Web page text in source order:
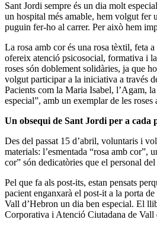
Sant Jordi sempre és un dia molt
un hospital més amable, hem volgut fer
puguin fer-ho al carrer. Per això hem
La rosa amb cor és una rosa tèxtil, feta
ofereix atenció psicosocial, formativa i
roses són doblement solidàries, ja que
volgut participar a la iniciativa a través
Pacients com la Maria Isabel, l’Agam,
especial”, amb un exemplar de les roses
Un obsequi de Sant Jordi per a cada
Des del passat 15 d’abril, voluntaris i
materials: l’esmentada “rosa amb
cor” són dedicatòries que el personal
Pel que fa als post-its, estan pensats
pacient enganxarà el post-it a la porta
Vall d’Hebron un dia ben especial. El
Corporativa i Atenció Ciutadana de Vall